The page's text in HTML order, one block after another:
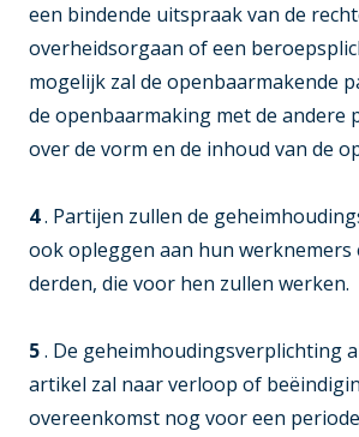
een bindende uitspraak van de
overheidsorgaan of een
mogelijk zal de openbaarmakende
de openbaarmaking met de andere
over de vorm en de inhoud van de
4. Partijen zullen de
ook opleggen aan hun werknemers
derden, die voor hen zullen werken.
5. De geheimhoudingsverplichting
artikel zal naar verloop of
overeenkomst nog voor een